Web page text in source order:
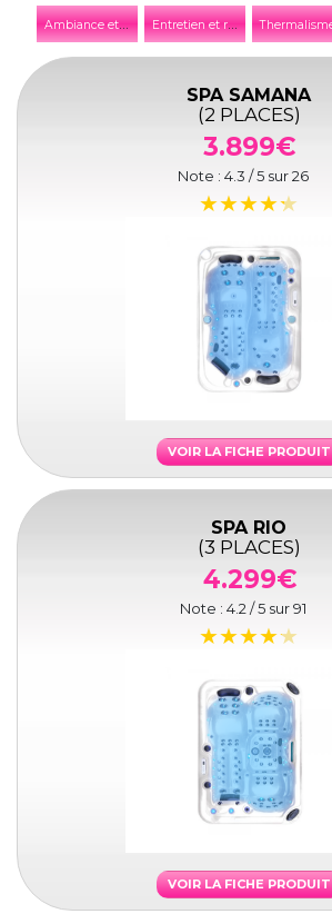
A
mbiance et décoration E
ntretien et réparation
SPA SAMANA
(2 PLACES)
3.899€
Note : 4.3 / 5 sur26
VOIR LA FICHE PRODUIT
SPA RIO
(3 PLACES)
4.299€
Note : 4.2 / 5 sur91
VOIR LA FICHE PRODUIT